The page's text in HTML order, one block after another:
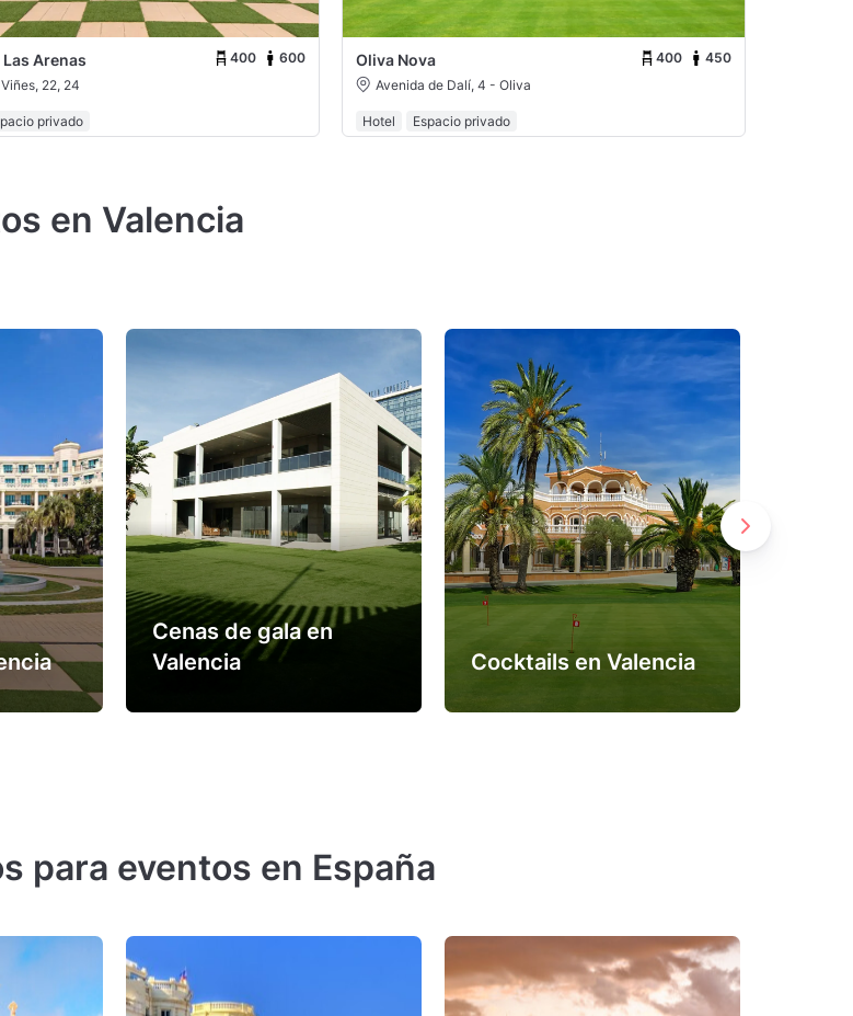
Arenas 400
600
22, 24
privado
Oliva Nova 400
450
Avenida de Dalí, 4 - Oliva
Hotel Espacio privado
en Valencia
Cenas de gala en
Valencia
Cocktails en Valencia
para eventos en España